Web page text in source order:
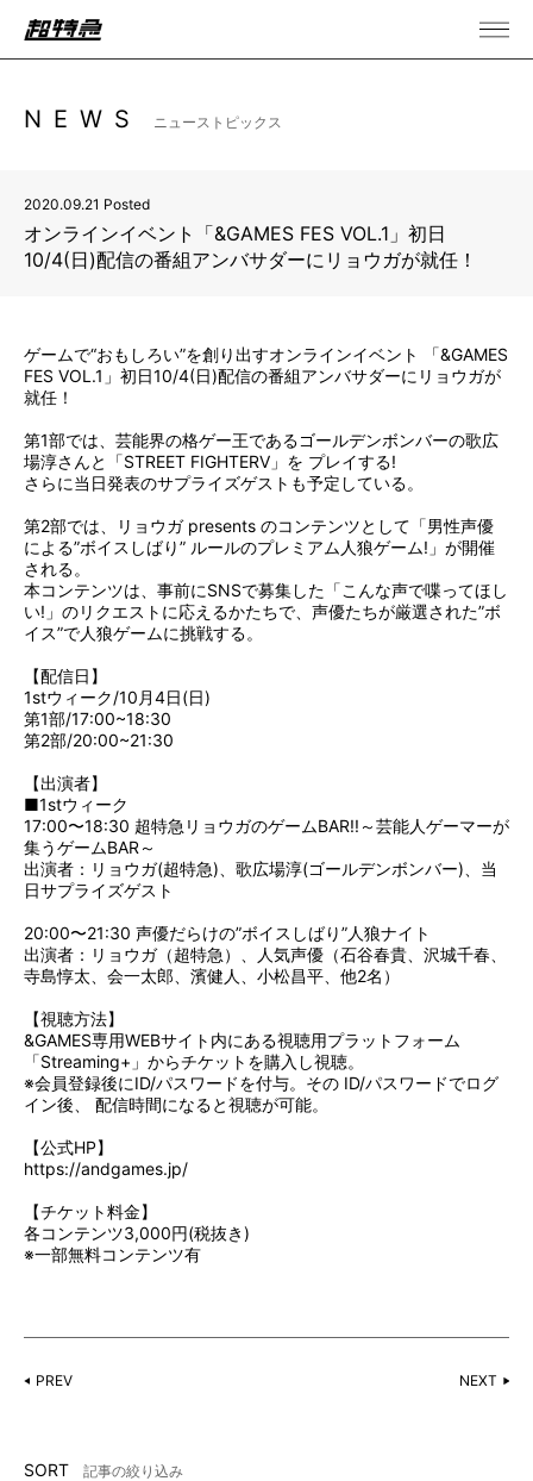
NEWS ニューストピックス
2020.09.21 Posted
オンラインイベント「&GAMES FES VOL.1」初日
10/4(日)配信の番組アンバサダーにリョウガが就任！
ゲームで“おもしろい”を創り出すオンラインイベント 「&GAMES
FES VOL.1」初日10/4(日)配信の番組アンバサダーにリョウガが
就任！
第1部では、芸能界の格ゲー王であるゴールデンボンバーの歌広
場淳さんと「STREET FIGHTERV」を プレイする!
さらに当日発表のサプライズゲストも予定している。
第2部では、リョウガ presents のコンテンツとして「男性声優
による”ボイスしばり” ルールのプレミアム人狼ゲーム!」が開催
される。
本コンテンツは、事前にSNSで募集した「こんな声で喋ってほし
い!」のリクエストに応えるかたちで、声優たちが厳選された”ボ
イス”で人狼ゲームに挑戦する。
【配信日】
1stウィーク/10月4日(日)
第1部/17:00~18:30
第2部/20:00~21:30
【出演者】
■1stウィーク
17:00〜18:30 超特急リョウガのゲームBAR!!～芸能人ゲーマーが
集うゲームBAR～
出演者：リョウガ(超特急)、歌広場淳(ゴールデンボンバー)、当
日サプライズゲスト
20:00〜21:30 声優だらけの”ボイスしばり”人狼ナイト
出演者：リョウガ（超特急）、人気声優（石谷春貴、沢城千春、
寺島惇太、会一太郎、濱健人、小松昌平、他2名）
【視聴方法】
&GAMES専用WEBサイト内にある視聴用プラットフォーム
「Streaming+」からチケットを購入し視聴。
※会員登録後にID/パスワードを付与。その ID/パスワードでログ
イン後、 配信時間になると視聴が可能。
【公式HP】
https://andgames.jp/
【チケット料金】
各コンテンツ3,000円(税抜き)
※一部無料コンテンツ有
PREV NEXT
SORT 記事の絞り込み